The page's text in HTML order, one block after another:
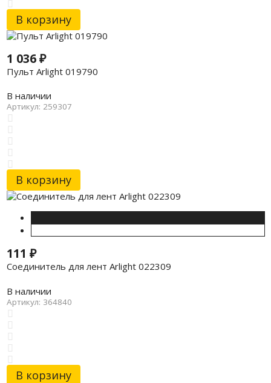
В корзину
1 036₽
Пульт Arlight 019790
В наличии
Артикул: 259307
В корзину
111 ₽
Соединитель для лент Arlight 022309
В наличии
Артикул: 364840
В корзину